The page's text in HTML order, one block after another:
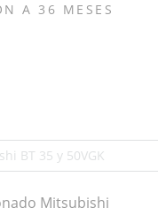
A 36 MESES
Mitsubishi